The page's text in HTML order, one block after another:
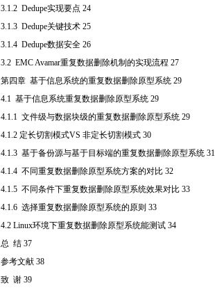
3.1.2 Dedupe实现要点 24
3.1.3 Dedupe关键技术 25
3.1.4 Dedupe数据安全 26
3.2 EMC Avamar重复数据删除机制的实现流程 27
第四章 基于信息系统的重复数据删除原型系统 29
4.1 基于信息系统重复数据删除原型系统 29
4.1.1 文件级与数据块级的重复数据删除原型系统 29
4.1.2 定长切割模式VS 非定长切割模式 30
4.1.3 基于备份源与基于目标端的重复数据删除原型系统 31
4.1.4 不同重复数据删除原型系统方案的对比 32
4.1.5 不同条件下重复数据删除原型系统效果对比 33
4.1.6 选择重复数据删除原型系统的原则 33
4.2 Linux环境下重复数据删除原型系统能测试 34
总 结 37
参考文献 38
致 谢 39